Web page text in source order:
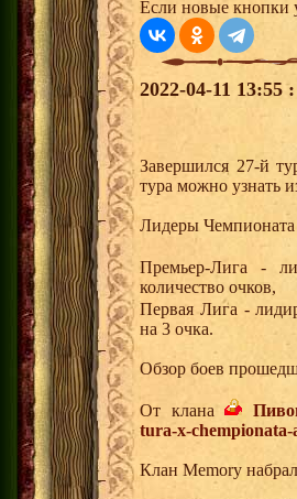
Если новые кнопки
2022-04-11
Завершился 27-й
тура можно узнать
Лидеры
Премьер-Лига -
количество очков,
Первая Лига -
на 3 очка.
Обзор боев
От клана
tura-x-
Клан Memory